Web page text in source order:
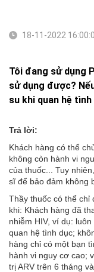
18-11-2022
Tôi đang sử dụng
sử dụng được?
su khi quan hệ
Trả lời:
Khách hàng có thể
không còn hành vi
của thuốc... Tuy
sĩ để bảo đảm không
Thầy thuốc có thể chỉ
khi: Khách hàng đã
nhiễm HIV, ví dụ:
quan hệ tình dục;
hàng chỉ có một bạn
hành vi nguy cơ cao;
trị ARV trên 6 tháng